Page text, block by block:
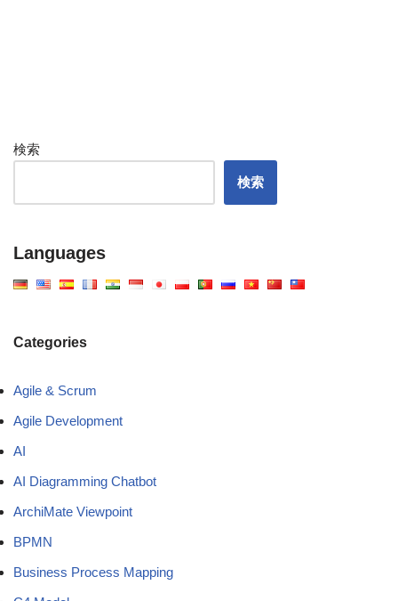
検索
検索
Languages
Categories
Agile & Scrum
Agile Development
AI
AI Diagramming Chatbot
ArchiMate Viewpoint
BPMN
Business Process Mapping